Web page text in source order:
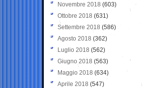
Novembre 2018 (603)
Ottobre 2018 (631)
Settembre 2018 (586)
Agosto 2018 (362)
Luglio 2018 (562)
Giugno 2018 (563)
Maggio 2018 (634)
Aprile 2018 (547)